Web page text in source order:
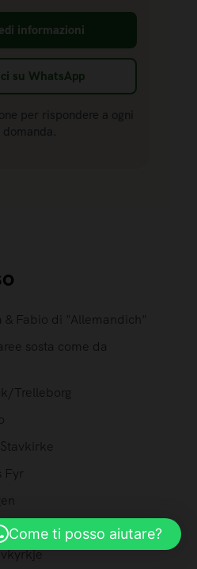
informazioni
su WhatsApp
per rispondere a ogni
domanda.
Fabio di "Allemandich"
sosta come da
Trelleborg
Fyr
- Flam
Come ti posso aiutare?